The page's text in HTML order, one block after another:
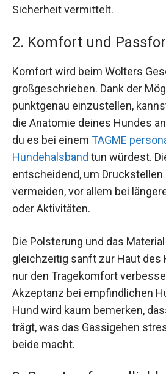
Sicherheit vermittelt.
2. Komfort und
Komfort wird beim Wolters
großgeschrieben. Dank der
punktgenau einzustellen,
die Anatomie deines Hundes
du es bei einem TAGME
Hundehalsband tun würdest.
entscheidend, um Druckstellen
vermeiden, vor allem bei
oder Aktivitäten.
Die Polsterung und das
gleichzeitig sanft zur Haut des
nur den Tragekomfort
Akzeptanz bei empfindlichen
Hund wird kaum bemerken,
trägt, was das Gassigehen
beide macht.